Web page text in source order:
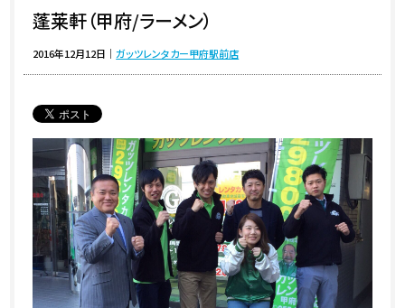
蓬莱軒（甲府/ラーメン）
2016年12月12日 ｜ガッツレンタカー甲府駅前店